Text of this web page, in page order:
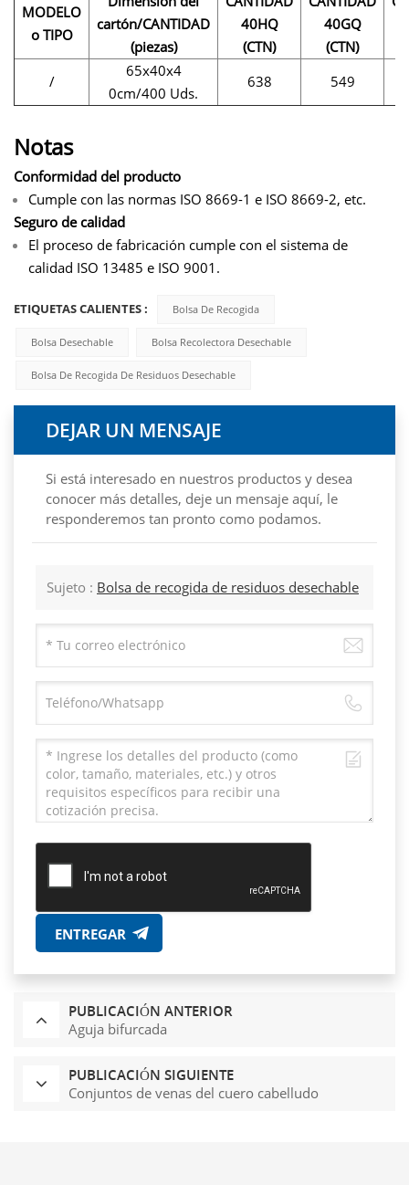
MODELO
o TIPO
cartón/CANTIDAD
(piezas)
40HQ
(CTN)
40GQ
(CTN)
/
65x40x4
0cm/400 Uds.
638 549
Notas
Conformidad del producto
Cumple con las normas ISO 8669-1 e ISO 8669-2, etc.
Seguro de calidad
El proceso de fabricación cumple con el sistema de
calidad ISO 13485 e ISO 9001.
ETIQUETAS CALIENTES : Bolsa De Recogida
Bolsa Desechable Bolsa Recolectora Desechable
Bolsa De Recogida De Residuos Desechable
DEJAR UN MENSAJE
Si está interesado en nuestros productos y desea
conocer más detalles, deje un mensaje aquí, le
responderemos tan pronto como podamos.
Sujeto : Bolsa de recogida de residuos desechable
ENTREGAR
PUBLICACIÓN ANTERIOR
Aguja bifurcada
PUBLICACIÓN SIGUIENTE
Conjuntos de venas del cuero cabelludo